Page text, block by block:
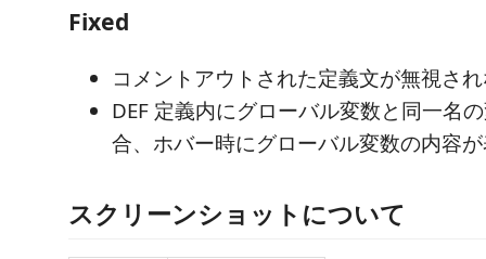
Fixed
コメントアウトされた定義文が無視さ
DEF 定義内にグローバル変数と同一名
合、ホバー時にグローバル変数の内容
スクリーンショットについて